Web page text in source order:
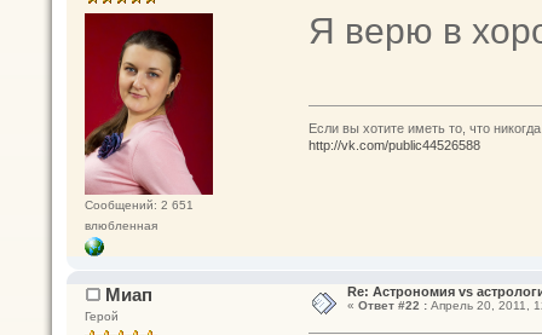
Сообщений: 2 651
влюбленная
Я верю в
Если вы хотите иметь то, что
http://vk.com/public44526588
Миап
Герой
Re: Астрономия vs
« Ответ #22 :Апрель 20, 2011,